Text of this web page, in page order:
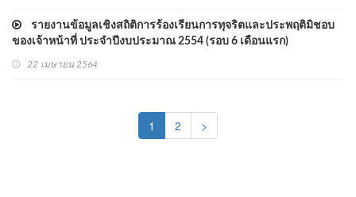
รายงานข้อมูลเชิงสถิติการร้องเรียนการทุจริตและประพฤติมิชอบ
ของเจ้าหน้าที่ ประจำปีงบประมาณ 2554 (รอบ 6 เดือนแรก)
22 เมษายน 2564
1 (current)
2 >